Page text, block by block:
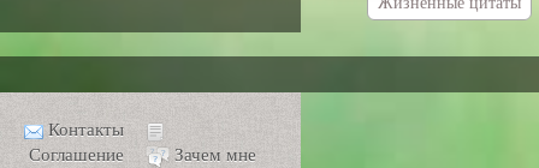
Контакты
Соглашение
Зачем мне